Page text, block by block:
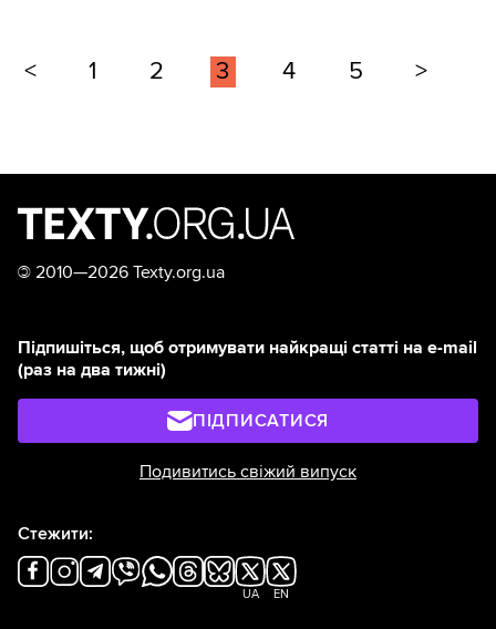
< 1 2 3 4 5 >
© 2010—2026 Texty.org.ua
Підпишіться, щоб отримувати найкращі статті на e-mail
(раз на два тижні)
ПІДПИСАТИСЯ
Подивитись свіжий випуск
Стежити:
UA EN